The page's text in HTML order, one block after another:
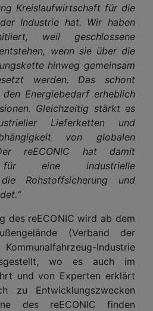
Kreislaufwirtschaft für die
Industrie hat. Wir haben
weil geschlossene
wenn sie über die
hinweg gemeinsam
werden. Das schont
Energiebedarf erheblich
Gleichzeitig stärkt es
Lieferketten und
von globalen
reECONIC hat damit
für eine industrielle
Rohstoffsicherung und
des reECONIC wird ab dem
(Verband der
Industrie
wo es auch im
und von Experten erklärt
zu Entwicklungszwecken
des reECONIC finden